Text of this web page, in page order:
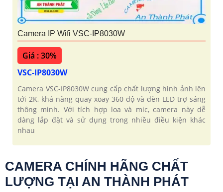
Camera IP Wifi VSC-IP8030W
Giá : 30%
VSC-IP8030W
Camera VSC-IP8030W cung cấp chất lượng hình ảnh lên
tới 2K, khả năng quay xoay 360 độ và đèn LED trợ sáng
thông minh. Với tích hợp loa và mic, camera này dễ
dàng lắp đặt và sử dụng trong nhiều điều kiện khác
nhau
CAMERA CHÍNH HÃNG CHẤT
LƯỢNG TẠI AN THÀNH PHÁT